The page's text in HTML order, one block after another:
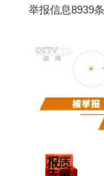
举报信息8939